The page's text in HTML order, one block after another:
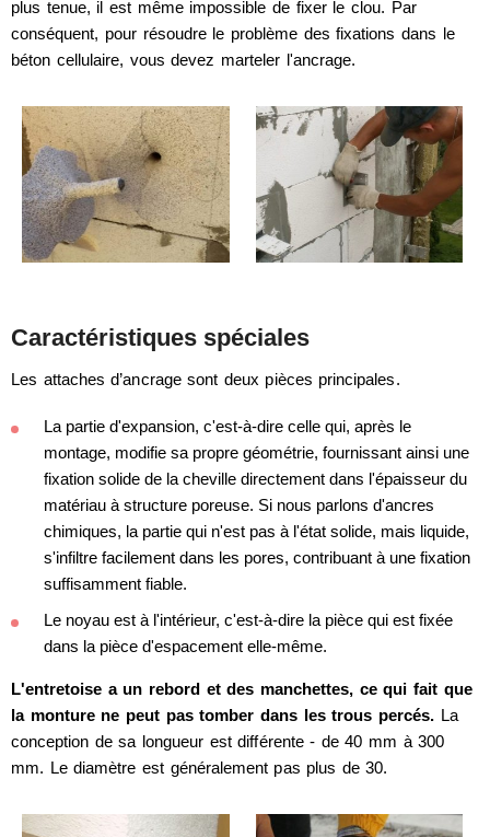
plus tenue, il est même impossible de fixer le clou. Par
conséquent, pour résoudre le problème des fixations dans le
béton cellulaire, vous devez marteler l'ancrage.
Caractéristiques spéciales
Les attaches d’ancrage sont deux pièces principales.
La partie d'expansion, c'est-à-dire celle qui, après le
montage, modifie sa propre géométrie, fournissant ainsi une
fixation solide de la cheville directement dans l'épaisseur du
matériau à structure poreuse. Si nous parlons d'ancres
chimiques, la partie qui n'est pas à l'état solide, mais liquide,
s'infiltre facilement dans les pores, contribuant à une fixation
suffisamment fiable.
Le noyau est à l'intérieur, c'est-à-dire la pièce qui est fixée
dans la pièce d'espacement elle-même.
L'entretoise a un rebord et des manchettes, ce qui fait que
la monture ne peut pas tomber dans les trous percés. La
conception de sa longueur est différente - de 40 mm à 300
mm. Le diamètre est généralement pas plus de 30.